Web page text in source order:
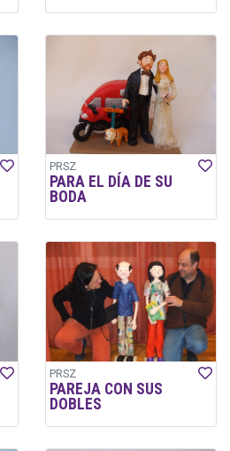
PRSZ
PARA EL DÍA DE SU
BODA
PRSZ
PAREJA CON SUS
DOBLES